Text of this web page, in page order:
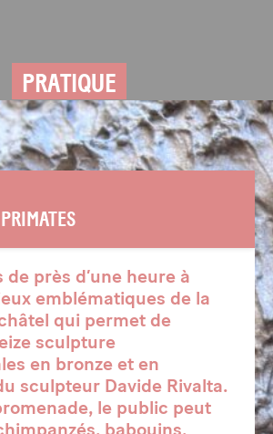
PRATIQUE
près d’une heure à
emblématiques de la
qui permet de
sculpture
en bronze et en
sculpteur Davide Rivalta.
le public peut